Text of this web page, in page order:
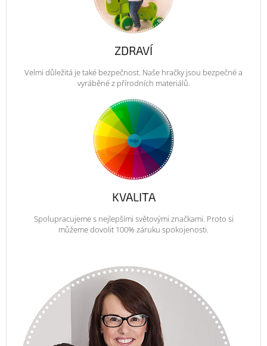
ZDRAVÍ
Velmi důležitá je také bezpečnost. Naše hračky jsou bezpečné a
vyráběné z přírodních materiálů.
KVALITA
Spolupracujeme s nejlepšími světovými značkami. Proto si
můžeme dovolit 100% záruku spokojenosti.